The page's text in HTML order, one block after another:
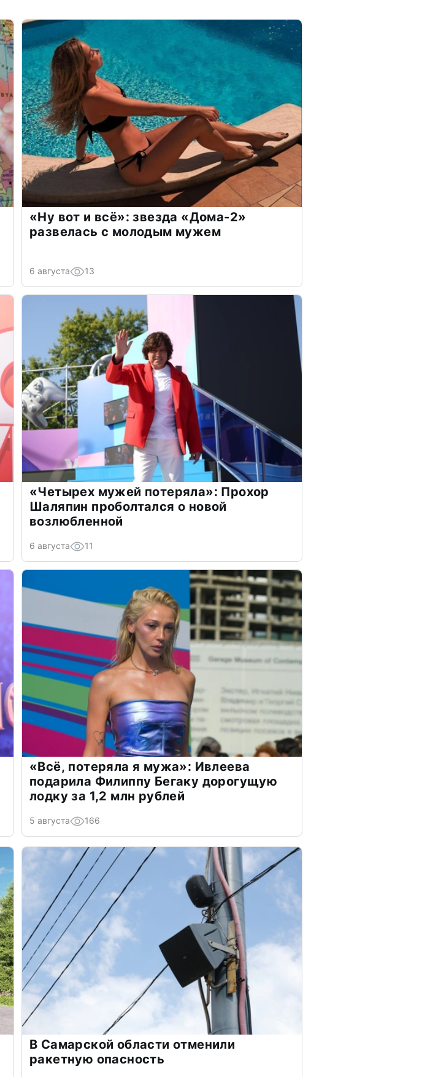
«Ну вот и всё»: звезда «Дома-2»
развелась с молодым мужем
6 августа 13
«Четырех мужей потеряла»: Прохор
Шаляпин проболтался о новой
возлюбленной
6 августа 11
«Всё, потеряла я мужа»: Ивлеева
подарила Филиппу Бегаку дорогущую
лодку за 1,2 млн рублей
5 августа 166
В Самарской области отменили
ракетную опасность